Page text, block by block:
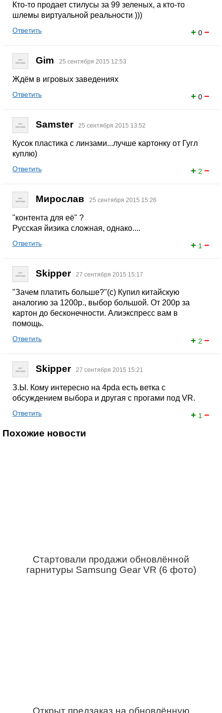
Кто-то продает стилусы за 99 зеленых, а кто-то
шлемы виртуальной реальности )))
+ 0 −
Ответить
Gim 25 сентября 2015 12:53
Ждём в игровых заведениях
+ 0 −
Ответить
Samster 25 сентября 2015 13:52
Кусок пластика с линзами...лучше картонку от Гугл
куплю)
+ 2 −
Ответить
Мирослав 25 сентября 2015 15:26
"контента для её" ?
Русская йизика сложная, однако....
+ 1 −
Ответить
Skipper 27 сентября 2015 15:17
"Зачем платить больше?"(c) Купил китайскую
аналогию за 1200р., выбор большой. От 200р за
картон до бесконечности. Алиэкспресс вам в
помощь.
+ 2 −
Ответить
Skipper 27 сентября 2015 15:21
З.Ы. Кому интересно на 4pda есть ветка с
обсуждением выбора и другая с прогами под VR.
+ 1 −
Ответить
Похожие новости
Стартовали продажи обновлённой
гарнитуры Samsung Gear VR (6 фото)
Открыт предзаказ на обновлённую